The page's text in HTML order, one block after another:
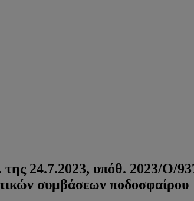
24.7.2023, υπόθ. 2023/O/
συμβάσεων ποδοσφαίρου